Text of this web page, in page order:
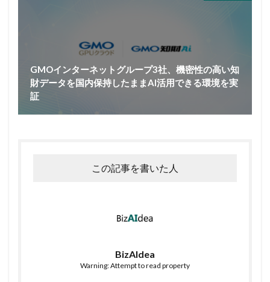
GMOインターネットグループ3社、機密性の高い知
財データを国内保持したままAI活用できる環境を実
証
この記事を書いた人
BizAIdea
Warning: Attempt to read property